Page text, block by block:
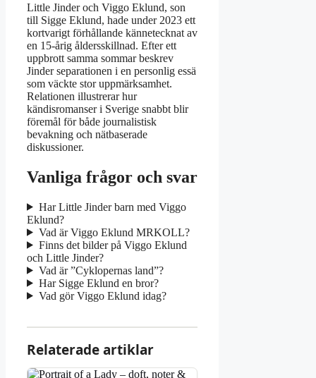
Little Jinder och Viggo Eklund, son
till Sigge Eklund, hade under 2023 ett
kortvarigt förhållande kännetecknat av
en 15-årig åldersskillnad. Efter ett
uppbrott samma sommar beskrev
Jinder separationen i en personlig essä
som väckte stor uppmärksamhet.
Relationen illustrerar hur
kändisromanser i Sverige snabbt blir
föremål för både journalistisk
bevakning och nätbaserade
diskussioner.
Vanliga frågor och svar
Har Little Jinder barn med Viggo
Eklund?
Vad är Viggo Eklund MRKOLL?
Finns det bilder på Viggo Eklund
och Little Jinder?
Vad är ”Cyklopernas land”?
Har Sigge Eklund en bror?
Vad gör Viggo Eklund idag?
Relaterade artiklar